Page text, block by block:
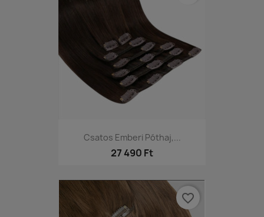
Csatos Emberi Póthaj,...
27 490 Ft
favorite_border